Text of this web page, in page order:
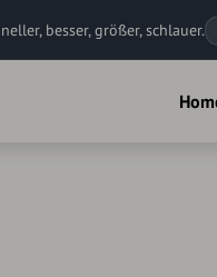
besser, größer, schlauer.